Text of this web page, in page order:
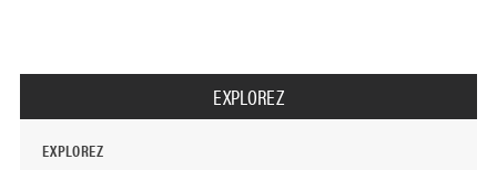
EXPLOREZ
EXPLOREZ